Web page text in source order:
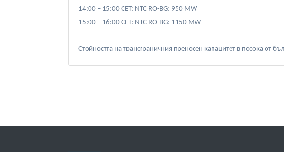
14:00 – 15:00 CET: NTC RO-BG: 950 MW
15:00 – 16:00 CET: NTC RO-BG: 1150 MW
Стойността на трансграничния преносен капацитет в посока от